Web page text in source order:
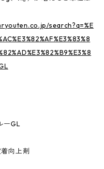
search?q=%E
ーGL
向上剤